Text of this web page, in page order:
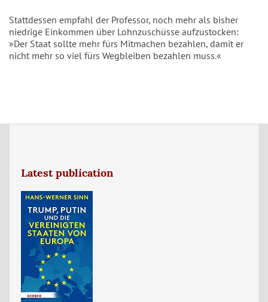
Stattdessen empfahl der Professor, noch mehr als bisher
niedrige Einkommen über Lohnzuschüsse aufzustocken:
»Der Staat sollte mehr fürs Mitmachen bezahlen, damit er
nicht mehr so viel fürs Wegbleiben bezahlen muss.«
Latest publication